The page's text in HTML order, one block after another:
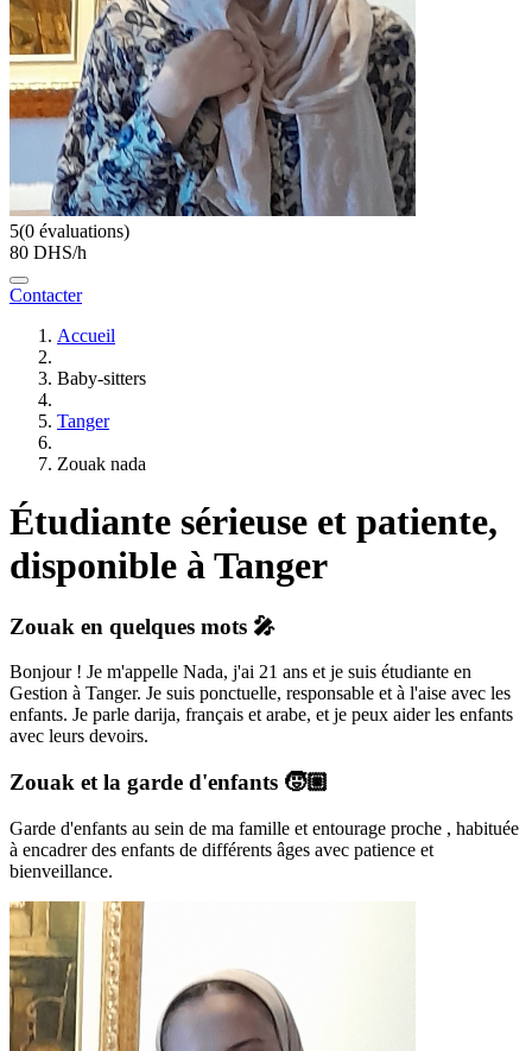
5(0 évaluations)
80 DHS/h
Contacter
Accueil
Baby-sitters
Tanger
Zouak nada
Étudiante sérieuse et patiente,
disponible à Tanger
Zouak en quelques mots 🎤
Bonjour ! Je m'appelle Nada, j'ai 21 ans et je suis étudiante en
Gestion à Tanger. Je suis ponctuelle, responsable et à l'aise avec les
enfants. Je parle darija, français et arabe, et je peux aider les enfants
avec leurs devoirs.
Zouak et la garde d'enfants 🧒🏼
Garde d'enfants au sein de ma famille et entourage proche , habituée
à encadrer des enfants de différents âges avec patience et
bienveillance.